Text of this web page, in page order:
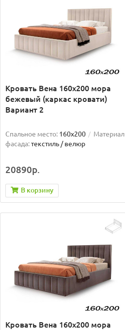
Кровать Вена 160х200 мора
бежевый (каркас кровати)
Вариант 2
Спальное место: 160x200
Материал
фасада:текстиль / велюр
20890р.
В корзину
Кровать Вена 160х200 мора